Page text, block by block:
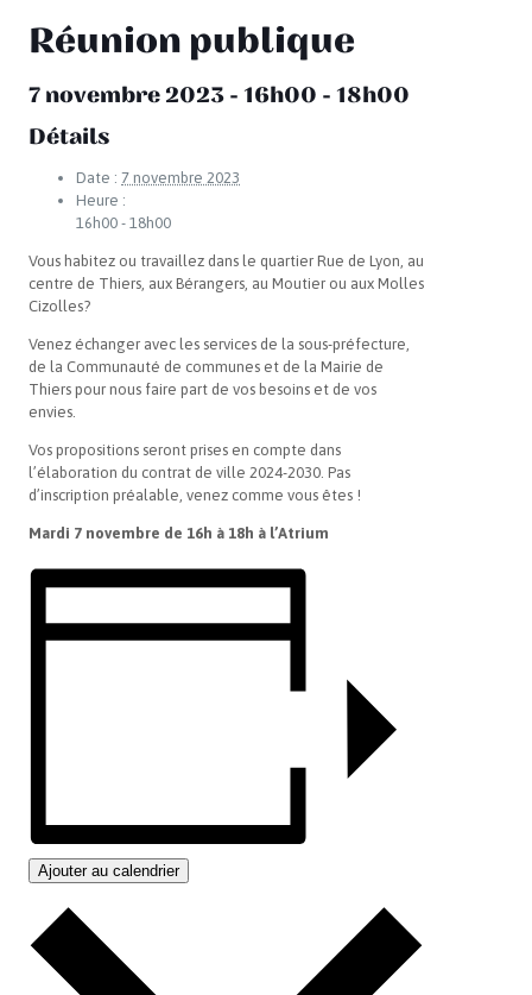
Réunion publique
7 novembre 2023 - 16h00 - 18h00
Détails
Date : 7 novembre 2023
Heure :
16h00 - 18h00
Vous habitez ou travaillez dans le quartier Rue de Lyon, au
centre de Thiers, aux Bérangers, au Moutier ou aux Molles
Cizolles?
Venez échanger avec les services de la sous-préfecture,
de la Communauté de communes et de la Mairie de
Thiers pour nous faire part de vos besoins et de vos
envies.
Vos propositions seront prises en compte dans
l’élaboration du contrat de ville 2024-2030. Pas
d’inscription préalable, venez comme vous êtes !
Mardi 7 novembre de 16h à 18h à l’Atrium
Ajouter au calendrier